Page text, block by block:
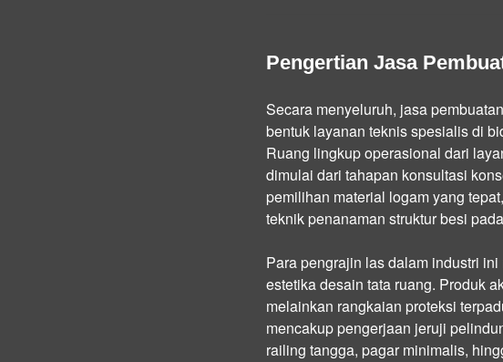
Pengertian Jasa
Secara menyeluruh, jasa
bentuk layanan teknis spesialis di
Ruang lingkup operasional dari
dimulai dari tahapan konsultasi
pemilihan material logam yang
teknik penanaman struktur besi
Para pengrajin las dalam industri
estetika desain tata ruang. Produk
melainkan rangkaian proteksi
mencakup pengerjaan jeruji
railing tangga, pagar minimalis,